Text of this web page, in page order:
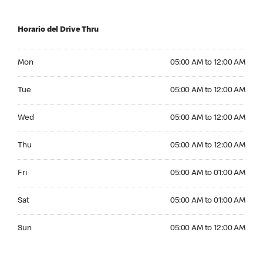
Horario del Drive Thru
Mon 05:00 AM to 12:00 AM
Tue 05:00 AM to 12:00 AM
Wed 05:00 AM to 12:00 AM
Thu 05:00 AM to 12:00 AM
Fri 05:00 AM to 01:00 AM
Sat 05:00 AM to 01:00 AM
Sun 05:00 AM to 12:00 AM